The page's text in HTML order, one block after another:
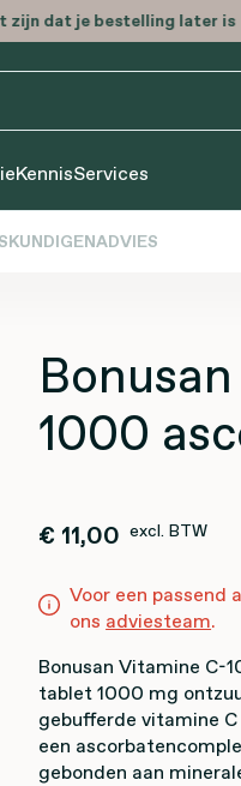
zijn dat je bestelling later is
KennisServices
1000
€ 11,00 excl. BTW
Voor een
ons adviesteam.
Bonusan Vitamine C-
tablet 1000 mg
gebufferde vitamine
een
gebonden aan